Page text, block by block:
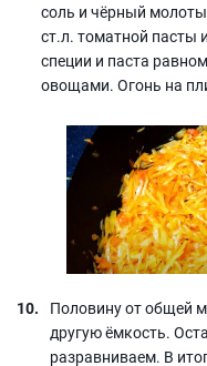
соль и чёрный
ст.л. томатной пасты
специи и паста
овощами. Огонь на
Половину от общей
другую ёмкость.
разравниваем. В